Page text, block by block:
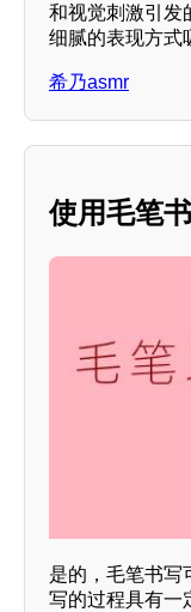
和视觉刺激引发
细腻的表现方式
希乃asmr
使用毛笔
是的，毛笔书写
写的过程具有一